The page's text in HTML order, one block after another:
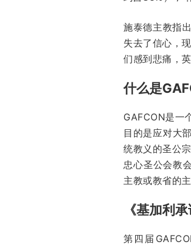
施泰德主教指
失去了信心，
们感到悲痛，
什么是
GAFCON是一
目的是应对大
统教义的圣公
忠心圣公会教
主教或教省的主
《基加利
第四届